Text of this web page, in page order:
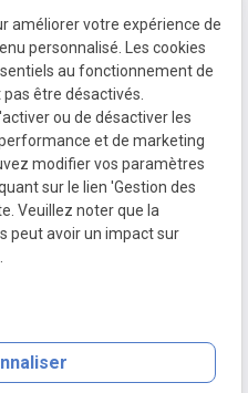
schedule
09h30 - 18h00
Siret:30581584700010
améliorer votre expérience de
personnalisé. Les cookies
au fonctionnement de
être désactivés.
ou de désactiver les
et de marketing
modifier vos paramètres
sur le lien 'Gestion des
Veuillez noter que la
peut avoir un impact sur